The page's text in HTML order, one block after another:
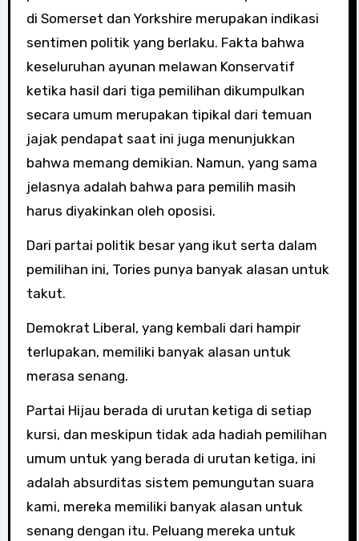
di Somerset dan Yorkshire merupakan indikasi
sentimen politik yang berlaku. Fakta bahwa
keseluruhan ayunan melawan Konservatif
ketika hasil dari tiga pemilihan dikumpulkan
secara umum merupakan tipikal dari temuan
jajak pendapat saat ini juga menunjukkan
bahwa memang demikian. Namun, yang sama
jelasnya adalah bahwa para pemilih masih
harus diyakinkan oleh oposisi.
Dari partai politik besar yang ikut serta dalam
pemilihan ini, Tories punya banyak alasan untuk
takut.
Demokrat Liberal, yang kembali dari hampir
terlupakan, memiliki banyak alasan untuk
merasa senang.
Partai Hijau berada di urutan ketiga di setiap
kursi, dan meskipun tidak ada hadiah pemilihan
umum untuk yang berada di urutan ketiga, ini
adalah absurditas sistem pemungutan suara
kami, mereka memiliki banyak alasan untuk
senang dengan itu. Peluang mereka untuk